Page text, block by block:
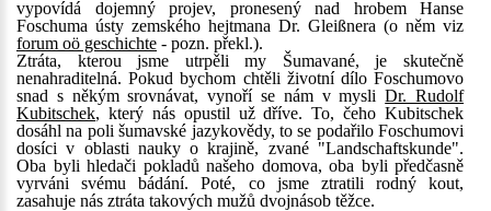
vypovídá dojemný projev, pronesený nad hrobem Hanse
Foschuma ústy zemského hejtmana Dr. Gleißnera (o něm viz
forum oö geschichte - pozn. překl.).
Ztráta, kterou jsme utrpěli my Šumavané, je skutečně
nenahraditelná. Pokud bychom chtěli životní dílo Foschumovo
snad s někým srovnávat, vynoří se nám v mysliDr. Rudolf
Kubitschek, který nás opustil už dříve. To, čeho Kubitschek
dosáhl na poli šumavské jazykovědy, to se podařilo Foschumovi
dosíci v oblasti nauky o krajině, zvané "Landschaftskunde".
Oba byli hledači pokladů našeho domova, oba byli předčasně
vyrváni svému bádání. Poté, co jsme ztratili rodný kout,
zasahuje nás ztráta takových mužů dvojnásob těžce.